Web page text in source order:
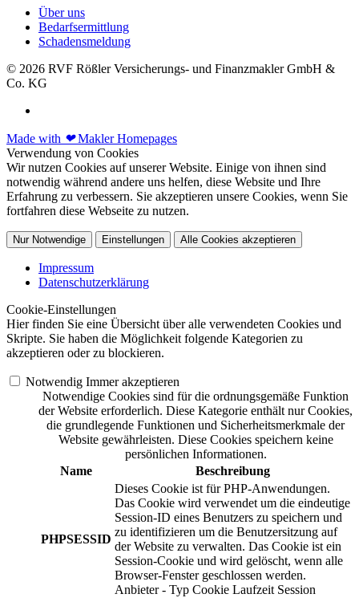
Über uns
Bedarfsermittlung
Schadensmeldung
© 2026 RVF Rößler Versicherungs- und Finanzmakler GmbH &
Co. KG
Made with ❤Makler Homepages
Verwendung von Cookies
Wir nutzen Cookies auf unserer Website. Einige von ihnen sind
notwendig während andere uns helfen, diese Website und Ihre
Erfahrung zu verbessern. Sie akzeptieren unsere Cookies, wenn Sie
fortfahren diese Webseite zu nutzen.
Nur Notwendige Einstellungen Alle Cookies akzeptieren
Impressum
Datenschutzerklärung
Cookie-Einstellungen
Hier finden Sie eine Übersicht über alle verwendeten Cookies und
Skripte. Sie haben die Möglichkeit folgende Kategorien zu
akzeptieren oder zu blockieren.
Notwendig Immer akzeptieren
Notwendige Cookies sind für die ordnungsgemäße Funktion
der Website erforderlich. Diese Kategorie enthält nur Cookies,
die grundlegende Funktionen und Sicherheitsmerkmale der
Website gewährleisten. Diese Cookies speichern keine
persönlichen Informationen.
Name
Beschreibung
PHPSESSID
Dieses Cookie ist für PHP-Anwendungen.
Das Cookie wird verwendet um die eindeutige
Session-ID eines Benutzers zu speichern und
zu identifizieren um die Benutzersitzung auf
der Website zu verwalten. Das Cookie ist ein
Session-Cookie und wird gelöscht, wenn alle
Browser-Fenster geschlossen werden.
Anbieter - Typ Cookie Laufzeit Session